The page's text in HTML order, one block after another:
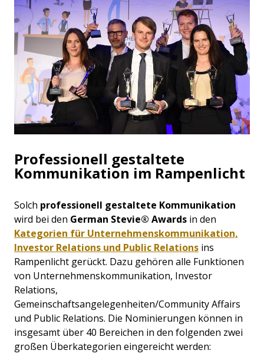
Professionell gestaltete
Kommunikation im Rampenlicht
Solch professionell gestaltete Kommunikation
wird bei den German Stevie® Awards in den
Kategorien für Unternehmenskommunikation,
Investor Relations und Public Relations ins
Rampenlicht gerückt. Dazu gehören alle Funktionen
von Unternehmenskommunikation, Investor
Relations,
Gemeinschaftsangelegenheiten/Community Affairs
und Public Relations. Die Nominierungen können in
insgesamt über 40 Bereichen in den folgenden zwei
großen Überkategorien eingereicht werden: